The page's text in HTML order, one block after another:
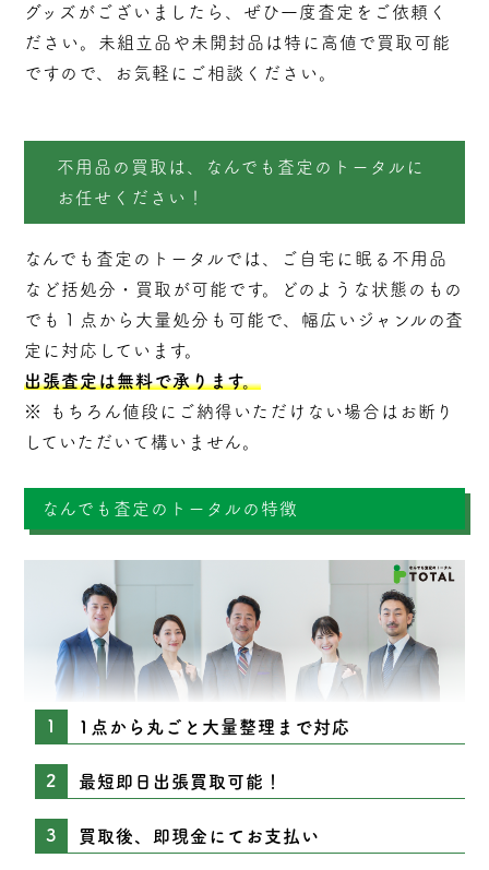
グッズがございましたら、ぜひ一度査定をご依頼く
ださい。未組立品や未開封品は特に高値で買取可能
ですので、お気軽にご相談ください。
不用品の買取は、なんでも査定のトータルに
お任せください！
なんでも査定のトータルでは、ご自宅に眠る不用品
など括処分・ 買取 が可能です。どのような状態のもの
でも１点から大量処分も可能で、幅広いジャンルの査
定に対応しています。
出張査定は無料で承ります。
※ もちろん値段にご納得いただけない場合はお断り
していただいて構いません。
なんでも査定のトータルの特徴
1点から丸ごと大量整理まで対応
最短即日出張買取可能！
買取後、即現金にてお支払い